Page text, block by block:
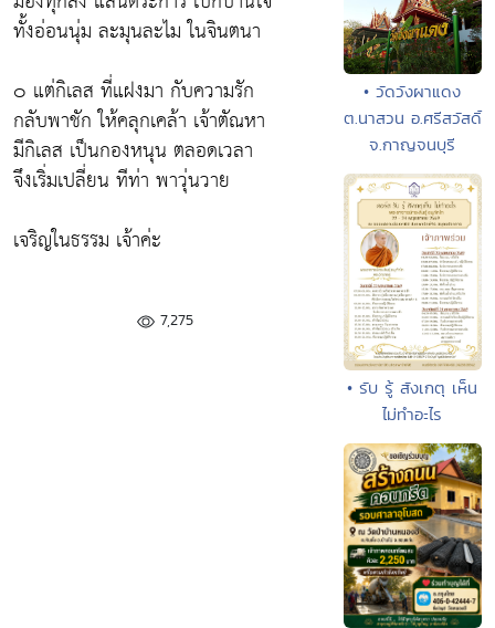
ทั้งอ่อนนุ่ม ละมุนละไม ในจินตนา
๐ แต่กิเลส ที่แฝงมา กับความรัก
กลับพาชัก ให้คลุกเคล้า เจ้าตัณหา
มีกิเลส เป็นกองหนุน ตลอดเวลา
จึงเริ่มเปลี่ยน ทีท่า พาวุ่นวาย
เจริญในธรรม เจ้าค่ะ
7,275
• วัดวังผาแดง
ต.นาสวน อ.ศรีสวัสดิ์
จ.กาญจนบุรี
• รับ รู้ สังเกตุ เห็น
ไม่ทำอะไร